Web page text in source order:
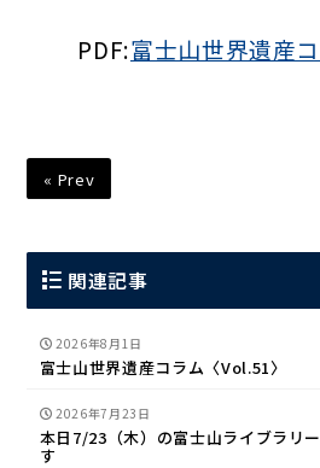
PDF:富士山世界遺産コ
« Prev
関連記事
2026年8月1日
富士山世界遺産コラム〈Vol.51〉
2026年7月23日
本日7/23（木）の富士山ライブラリ
す